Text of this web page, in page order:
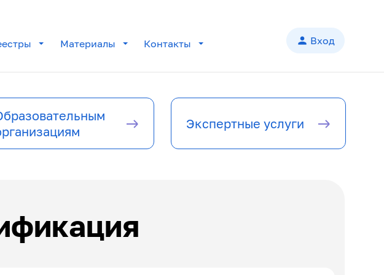
Материалы Контакты person Вход
Экспертные услуги